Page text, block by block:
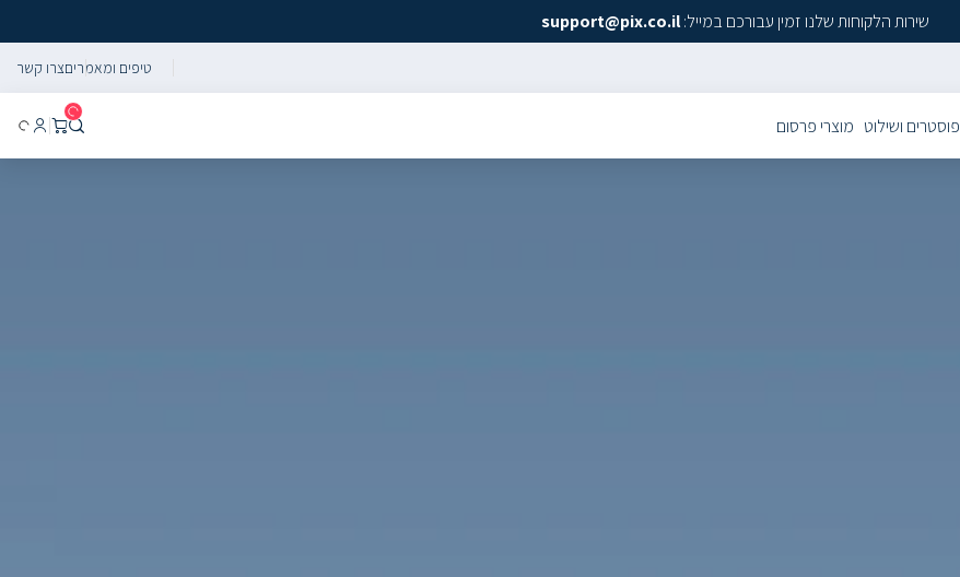
שירות הלקוחות שלנו זמין עבורכם במייל:support@pix.co.il
טיפים ומאמריםצרו קשר
פוסטרים ושילוט מוצרי פרסום